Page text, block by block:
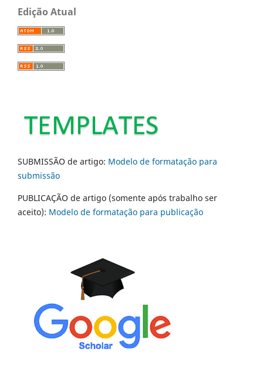
Edição Atual
SUBMISSÃO de artigo: Modelo de formatação para
submissão
PUBLICAÇÃO de artigo (somente após trabalho ser
aceito): Modelo de formatação para publicação